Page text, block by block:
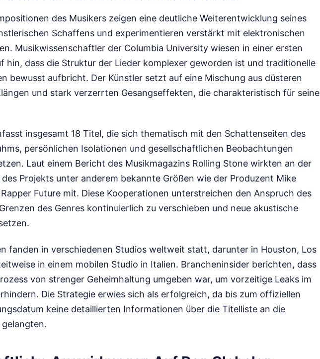
des Musikers zeigen eine deutliche Weiterentwicklung seines
Schaffens und experimentieren verstärkt mit elektronischen
Musikwissenschaftler der Columbia University wiesen in einer ersten
hin, dass die Struktur der Lieder komplexer geworden ist und traditionelle
bewusst aufbricht. Der Künstler setzt auf eine Mischung aus düsteren
und stark verzerrten Gesangseffekten, die charakteristisch für seine
insgesamt 18 Titel, die sich thematisch mit den Schattenseiten des
persönlichen Isolationen und gesellschaftlichen Beobachtungen
Laut einem Bericht des Musikmagazins Rolling Stone wirkten an der
Projekts unter anderem bekannte Größen wie der Produzent Mike
Future mit. Diese Kooperationen unterstreichen den Anspruch des
des Genres kontinuierlich zu verschieben und neue akustische
fanden in verschiedenen Studios weltweit statt, darunter in Houston, Los
in einem mobilen Studio in Italien. Brancheninsider berichten, dass
von strenger Geheimhaltung umgeben war, um vorzeitige Leaks im
Die Strategie erwies sich als erfolgreich, da bis zum offiziellen
keine detaillierten Informationen über die Titelliste an die